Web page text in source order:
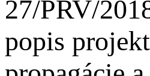
27/PRV/
popis